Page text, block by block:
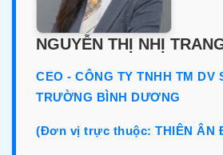
NGUYỄN THỊ NHỊ
CEO - CÔNG TY TNHH TM DV
TRƯỜNG BÌNH DƯƠNG
(Đơn vị trực thuộc: THIÊN ÂN